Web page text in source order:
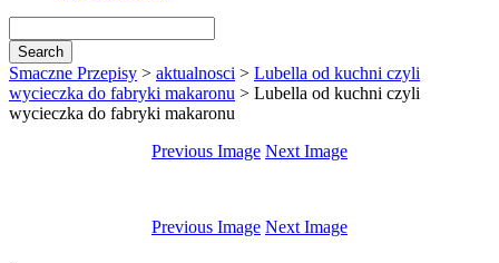
Smaczne Przepisy > aktualnosci > Lubella od kuchni czyli
wycieczka do fabryki makaronu > Lubella od kuchni czyli
wycieczka do fabryki makaronu
Previous Image Next Image
Previous Image Next Image